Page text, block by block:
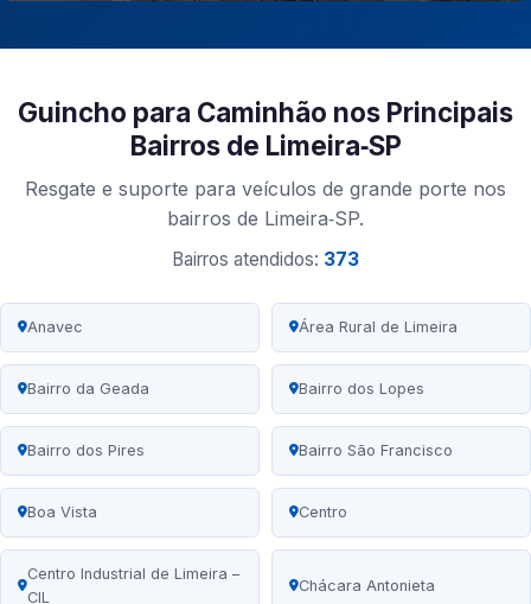
Guincho para Caminhão nos Principais
Bairros de Limeira‑SP
Resgate e suporte para veículos de grande porte nos
bairros de Limeira‑SP.
Bairros atendidos: 373
Anavec Área Rural de Limeira
Bairro da Geada Bairro dos Lopes
Bairro dos Pires Bairro São Francisco
Boa Vista Centro
Centro Industrial de Limeira –
CIL
Chácara Antonieta